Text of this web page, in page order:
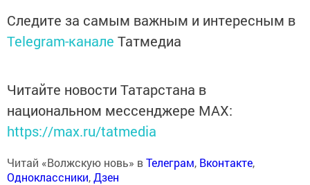
Следите за самым важным и интересным в
Telegram-канале Татмедиа
Читайте новости Татарстана в
национальном мессенджере MАХ:
https://max.ru/tatmedia
Читай «Волжскую новь» вТелеграм, Вконтакте,
Одноклассники,Дзен